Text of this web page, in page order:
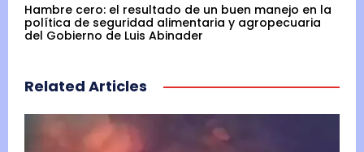
Hambre cero: el resultado de un buen manejo en la
política de seguridad alimentaria y agropecuaria
del Gobierno de Luis Abinader
Related Articles